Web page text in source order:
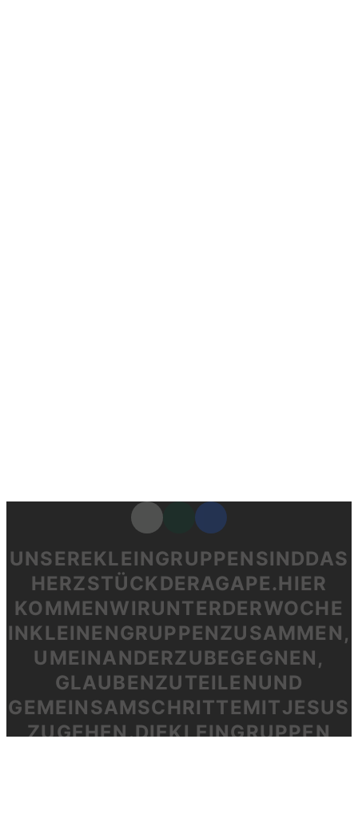
UNSERE KLEINGRUPPEN SIND DAS HERZSTÜCK
UNSEREKLEINGRUPPENSINDDAS
HERZSTÜCKDERAGAPE.HIER
KOMMENWIRUNTERDERWOCHE
INKLEINENGRUPPENZUSAMMEN,
UMEINANDERZUBEGEGNEN,
GLAUBENZUTEILENUND
GEMEINSAMSCHRITTEMITJESUS
ZUGEHEN.DIEKLEINGRUPPEN